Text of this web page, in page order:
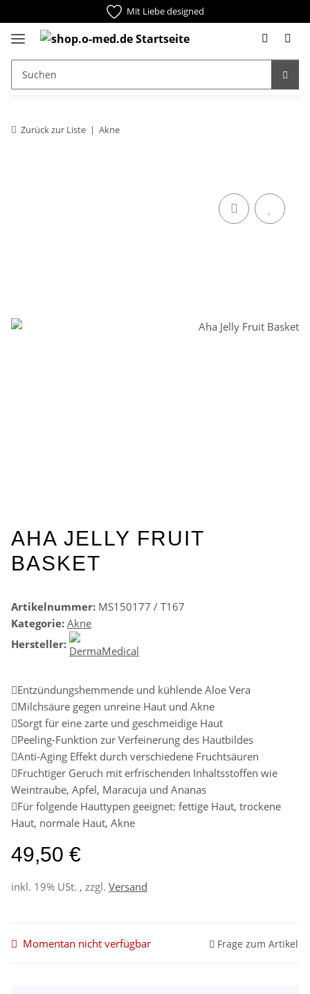
Mit Liebe designed
Zurück zur Liste Akne
AHA JELLY FRUIT
BASKET
Artikelnummer: MS150177 / T167
Kategorie: Akne
Hersteller:
Entzündungshemmende und kühlende Aloe Vera
Milchsäure gegen unreine Haut und Akne
Sorgt für eine zarte und geschmeidige Haut
Peeling-Funktion zur Verfeinerung des Hautbildes
Anti-Aging Effekt durch verschiedene Fruchtsäuren
Fruchtiger Geruch mit erfrischenden Inhaltsstoffen wie
Weintraube, Apfel, Maracuja und Ananas
Für folgende Hauttypen geeignet: fettige Haut, trockene
Haut, normale Haut, Akne
49,50 €
inkl. 19% USt. , zzgl. Versand
Momentan nicht verfügbar Frage zum Artikel